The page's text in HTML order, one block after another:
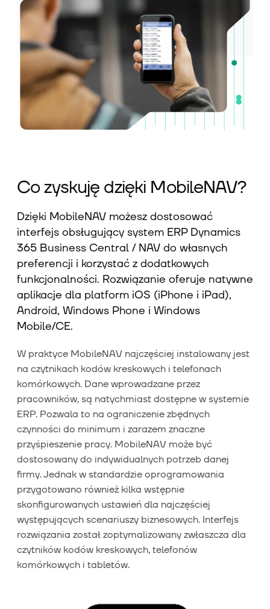
Co zyskuję dzięki MobileNAV?
Dzięki MobileNAV możesz dostosować
interfejs obsługujący system ERP Dynamics
365 Business Central / NAV do własnych
preferencji i korzystać z dodatkowych
funkcjonalności. Rozwiązanie oferuje natywne
aplikacje dla platform iOS (iPhone i iPad),
Android, Windows Phone i Windows
Mobile/CE.
W praktyce MobileNAV najczęściej instalowany jest
na czytnikach kodów kreskowych i telefonach
komórkowych. Dane wprowadzane przez
pracowników, są natychmiast dostępne w systemie
ERP. Pozwala to na ograniczenie zbędnych
czynności do minimum i zarazem znaczne
przyśpieszenie pracy. MobileNAV może być
dostosowany do indywidualnych potrzeb danej
firmy. Jednak w standardzie oprogramowania
przygotowano również kilka wstępnie
skonfigurowanych ustawień dla najczęściej
występujących scenariuszy biznesowych. Interfejs
rozwiązania został zoptymalizowany zwłaszcza dla
czytników kodów kreskowych, telefonów
komórkowych i tabletów.